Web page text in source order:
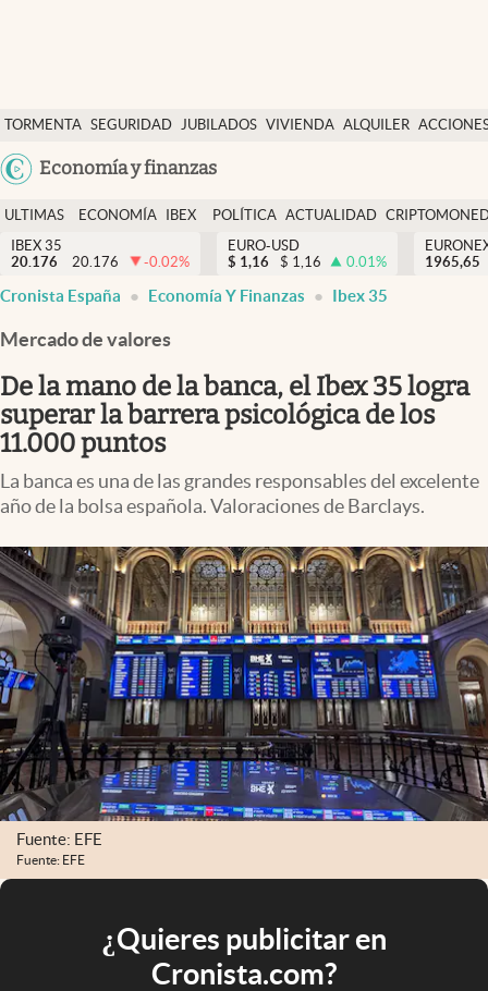
TORMENTA SEGURIDAD JUBILADOS VIVIENDA ALQUILER
USA
Economía y finanzas
Economía y finanzas
Política
Actualidad
Criptomonedas
España
ULTIMAS
NOTICIAS
ECONOMÍA
FINANZAS
IBEX
EURO
POLÍTICA ACTUALIDAD
IBEX 35
20.176
20.176 -0.02%
EURO-USD
$ 1,16 $ 1,16 0.01%
1965,65
Cronista España Economía Y Finanzas Ibex 35
Mercado de valores
De la mano de la banca, el Ibex 35 logra
superar la barrera psicológica de los
11.000 puntos
La banca es una de las grandes responsables del excelente
año de la bolsa española. Valoraciones de Barclays.
Fuente: EFE
Fuente: EFE
¿Quieres publicitar en
Cronista.com?